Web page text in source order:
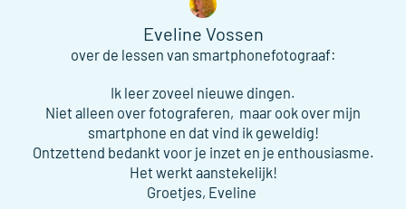
Eveline Vossen
over de lessen van smartphonefotograaf:
Ik leer zoveel nieuwe dingen.
Niet alleen over fotograferen, maar ook over mijn
smartphone en dat vind ik geweldig!
Ontzettend bedankt voor je inzet en je enthousiasme.
Het werkt aanstekelijk!
Groetjes, Eveline